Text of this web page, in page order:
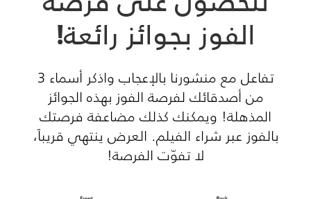
الفوز بجوائز رائعة!
تفاعل مع منشورنا بالإعجاب واذكر أسماء 3
من أصدقائك لفرصة الفوز بهذه الجوائز
المذهلة! ويمكنك كذلك مضاعفة فرصتك
بالفوز عبر شراء الفيلم. العرض ينتهي قريباً،
لا تفوّت الفرصة!